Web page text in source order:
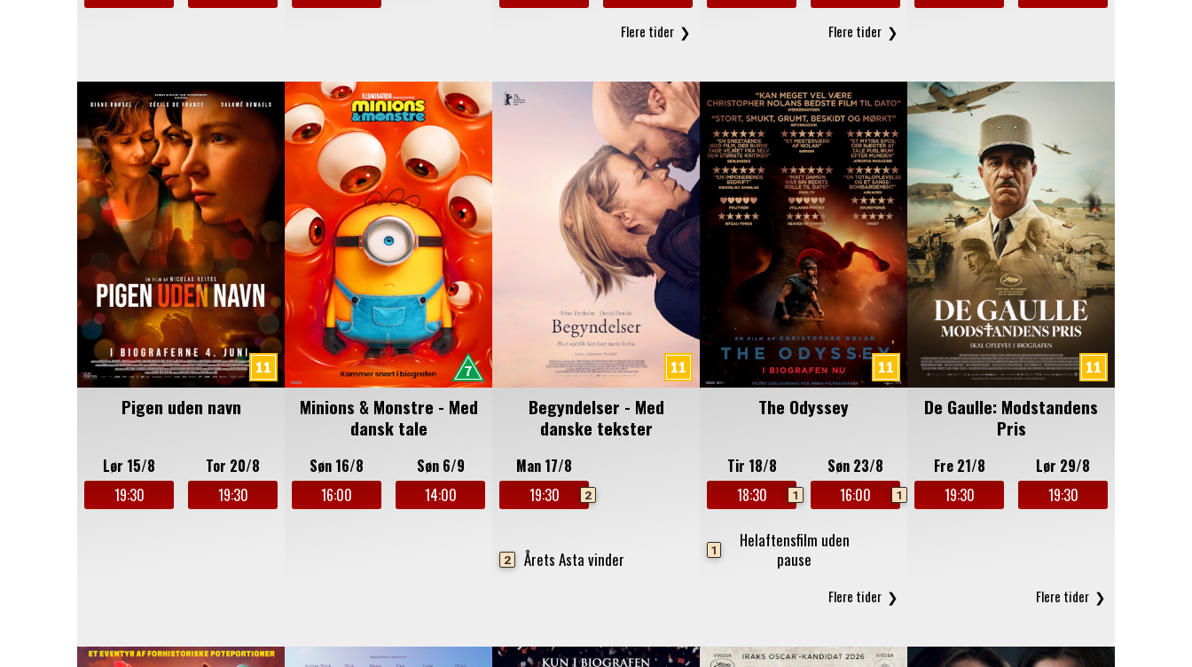
Pigen uden navn
Lør 15/8
19:30
Tor 20/8
19:30
Minions & Monstre - Med
dansk tale
Søn 16/8
16:00
Søn 6/9
14:00
Begyndelser - Med
danske tekster
Man 17/8
19:30
2
2 Årets Asta vinder
The Odyssey
Tir 18/8
18:30
1
Søn 23/8
16:00
1
1
Helaftensfilm uden
pause
De Gaulle: Modstandens
Pris
Fre 21/8
19:30
Lør 29/8
19:30